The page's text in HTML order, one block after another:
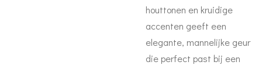
houttonen en kruidige
accenten geeft een
elegante, mannelijke geur
die perfect past bij een